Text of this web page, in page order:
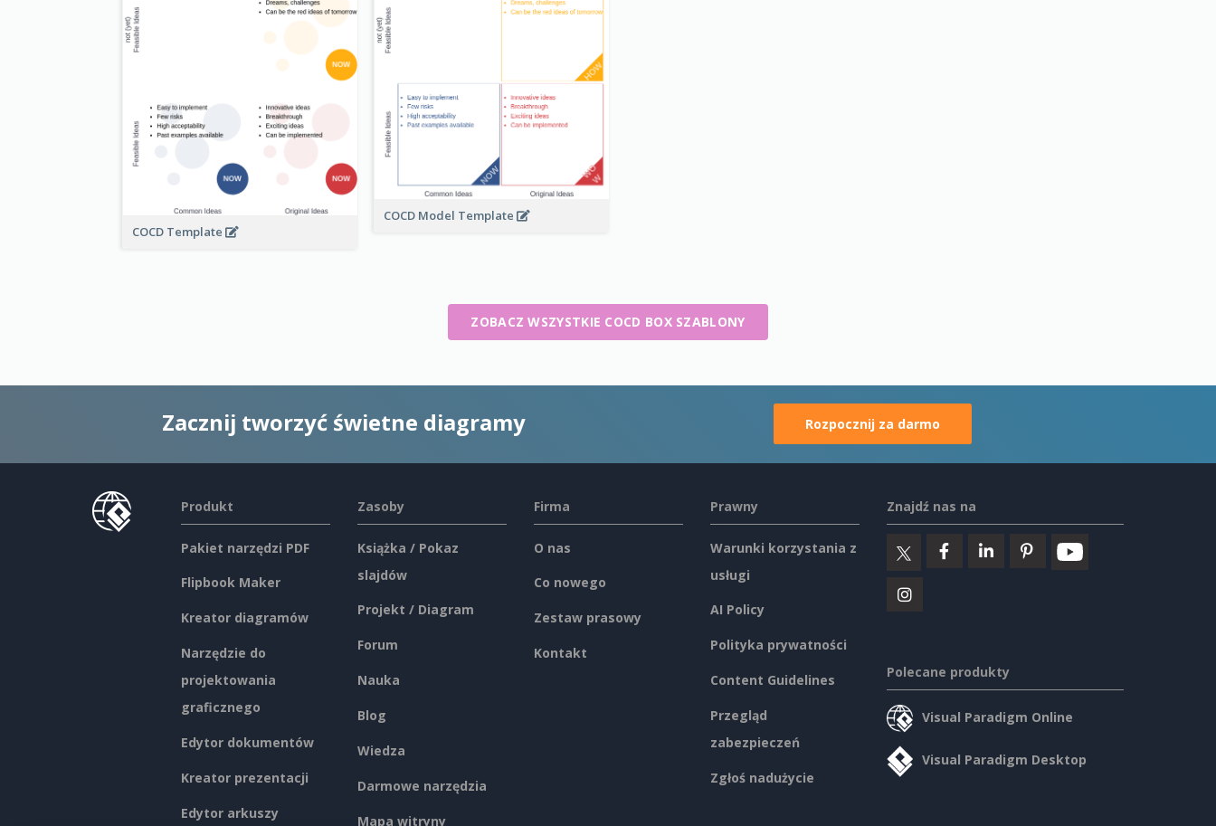
COCD Template
COCD Model Template
ZOBACZ WSZYSTKIE COCD BOX SZABLONY
Zacznij tworzyć świetne diagramy Rozpocznij za darmo
Produkt
Pakiet narzędzi PDF
Flipbook Maker
Kreator diagramów
Narzędzie do
projektowania
graficznego
Edytor dokumentów
Kreator prezentacji
Edytor arkuszy
Zasoby
Książka / Pokaz
slajdów
Projekt / Diagram
Forum
Nauka
Blog
Wiedza
Darmowe narzędzia
Mapa witryny
Firma
O nas
Co nowego
Zestaw prasowy
Kontakt
Prawny
Warunki korzystania z
usługi
AI Policy
Polityka prywatności
Content Guidelines
Przegląd
zabezpieczeń
Zgłoś nadużycie
Znajdź nas na
Polecane produkty
Visual Paradigm Online
Visual Paradigm Desktop